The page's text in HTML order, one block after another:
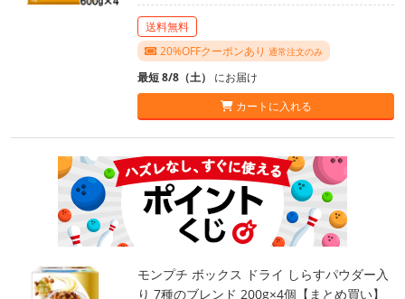
送料無料
20%OFFクーポンあり 通常注文のみ
最短 8/8（土） にお届け
カートに入れる
モンプチ ボックス ドライ しらすパウダー入
り 7種のブレンド 200g×4個【まとめ買い】